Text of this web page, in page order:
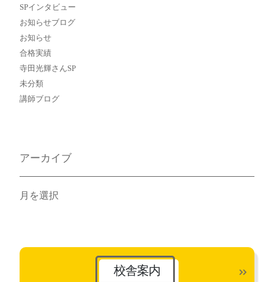
SPインタビュー
お知らせブログ
お知らせ
合格実績
寺田光輝さんSP
未分類
講師ブログ
アーカイブ
ア
ブ
校舎案内